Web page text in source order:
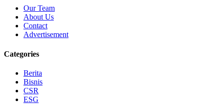
Our Team
About Us
Contact
Advertisement
Categories
Berita
Bisnis
CSR
ESG